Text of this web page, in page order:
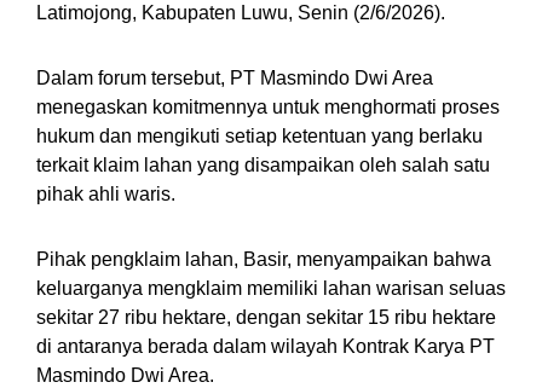
Latimojong, Kabupaten Luwu, Senin (2/6/2026).
Dalam forum tersebut, PT Masmindo Dwi Area
menegaskan komitmennya untuk menghormati proses
hukum dan mengikuti setiap ketentuan yang berlaku
terkait klaim lahan yang disampaikan oleh salah satu
pihak ahli waris.
Pihak pengklaim lahan, Basir, menyampaikan bahwa
keluarganya mengklaim memiliki lahan warisan seluas
sekitar 27 ribu hektare, dengan sekitar 15 ribu hektare
di antaranya berada dalam wilayah Kontrak Karya PT
Masmindo Dwi Area.